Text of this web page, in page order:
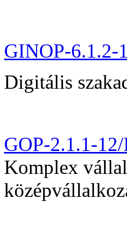
GINOP-6.1.2-
Digitális
GOP-2.1.1-
Komplex